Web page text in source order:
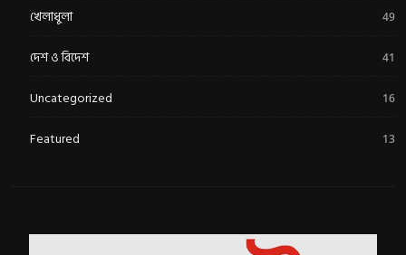
খেলাধুলা 49
দেশ ও বিদেশ 41
Uncategorized 16
Featured 13